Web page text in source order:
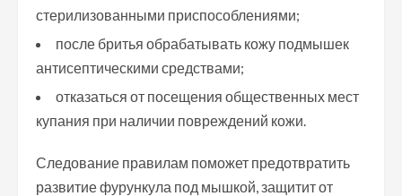
стерилизованными приспособлениями;
после бритья обрабатывать кожу подмышек
антисептическими средствами;
отказаться от посещения общественных мест
купания при наличии повреждений кожи.
Следование правилам поможет предотвратить
развитие фурункула под мышкой, защитит от